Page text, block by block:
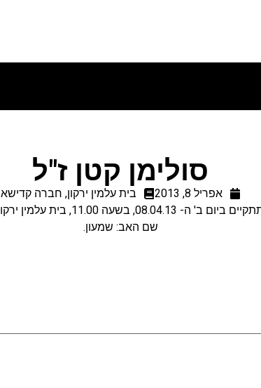
סולימן קטן ז"ל
אפריל 8, 2013 בית עלמין ירקון, חברה קדישא
בשעה 11.00, בית עלמין ירקון שער החסד.
שם האב: שמעון.